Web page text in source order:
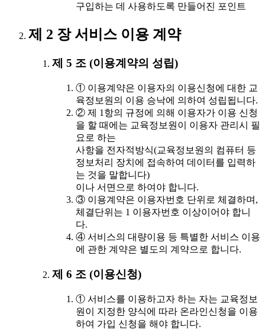
구입하는 데 사용하도록 만들어진 포인트
제 2 장 서비스 이용 계약
제 5 조 (이용계약의 성립)
① 이용계약은 이용자의 이용신청에 대한 교
육정보원의 이용 승낙에 의하여 성립됩니다.
② 제 1항의 규정에 의해 이용자가 이용 신청
을 할 때에는 교육정보원이 이용자 관리시 필
요로 하는
사항을 전자적방식(교육정보원의 컴퓨터 등
정보처리 장치에 접속하여 데이터를 입력하
는 것을 말합니다)
이나 서면으로 하여야 합니다.
③ 이용계약은 이용자번호 단위로 체결하며,
체결단위는 1 이용자번호 이상이어야 합니
다.
④ 서비스의 대량이용 등 특별한 서비스 이용
에 관한 계약은 별도의 계약으로 합니다.
제 6 조 (이용신청)
① 서비스를 이용하고자 하는 자는 교육정보
원이 지정한 양식에 따라 온라인신청을 이용
하여 가입 신청을 해야 합니다.